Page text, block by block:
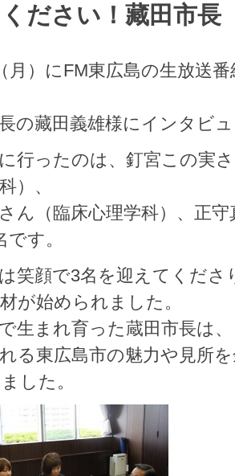
ださい！藏田市長
月）にFM東広島の生放送
の藏田義雄様にインタビ
行ったのは、釘宮この実
）、
ん（臨床心理学科）、正
す。
笑顔で3名を迎えてくださ
が始められました。
生まれ育った蔵田市長は、
る東広島市の魅力や見所
した。